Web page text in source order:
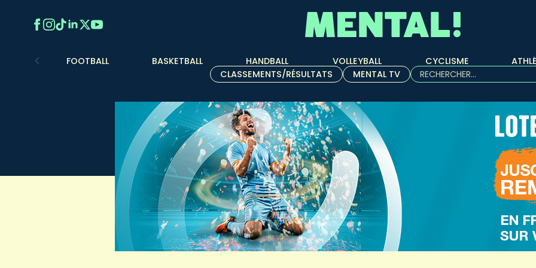
FOOTBALL BASKETBALL HANDBALL VOLLEYBALL CYCLISME
CLASSEMENTS/RÉSULTATS
MENTAL TV
Rechercher :